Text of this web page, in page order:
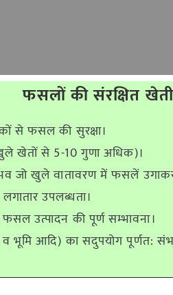
फसलों की संरक्षित
से फसल की सुरक्षा।
खेतों से 5-10 गुणा अधिक)।
जो खुले वातावरण में फसलें
उपलब्धता।
उत्पादन की पूर्ण सम्भावना।
भूमि आदि) का सदुपयोग पूर्णत: